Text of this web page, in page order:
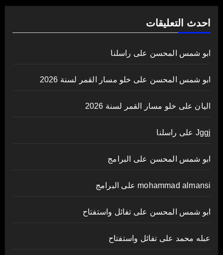
احدث التعليقات
ابو شمس المحسن على راسلنا
ابو شمس المحسن على خلو مسار القمر لسنة 2026
اليان على خلو مسار القمر لسنة 2026
Jggj على راسلنا
ابو شمس المحسن على البرامج
mohammad almansi على البرامج
ابو شمس المحسن على تفائل واستفتاح
عبله محمد على تفائل واستفتاح